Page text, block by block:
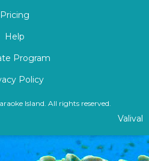
Pricing
Help
Program
Policy
Island. All rights reserved.
Valival